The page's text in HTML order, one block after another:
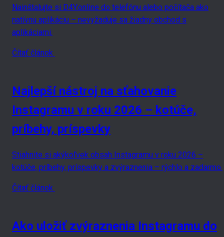
Nainštalujte si D4Y.online do telefónu alebo počítača ako
natívnu aplikáciu – nevyžaduje sa žiadny obchod s
aplikáciami.
Čítať článok
Najlepší nástroj na sťahovanie
Instagramu v roku 2026 – kotúče,
príbehy, príspevky
Stiahnite si akýkoľvek obsah Instagramu v roku 2026 –
kotúče, príbehy, príspevky a zvýraznenia – rýchlo a zadarmo.
Čítať článok
Ako uložiť zvýraznenia Instagramu do